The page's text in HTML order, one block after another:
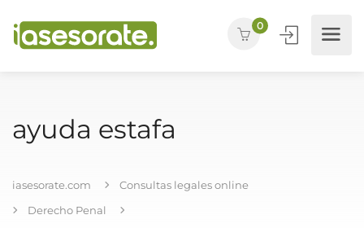
0
ayuda estafa
iasesorate.com
Consultas legales online
Derecho Penal